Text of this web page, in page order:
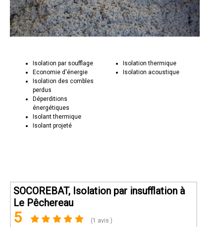
Isolation par soufflage
Economie d'énergie
Isolation des combles
perdus
Déperditions
énergétiques
Isolant thermique
Isolant projeté
Isolation thermique
Isolation acoustique
SOCOREBAT, Isolation par insufflation à
Le Pêchereau
5 (1 avis )